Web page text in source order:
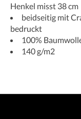
Henkel misst 38 cm
beidseitig mit
bedruckt
100%
140 g/m2